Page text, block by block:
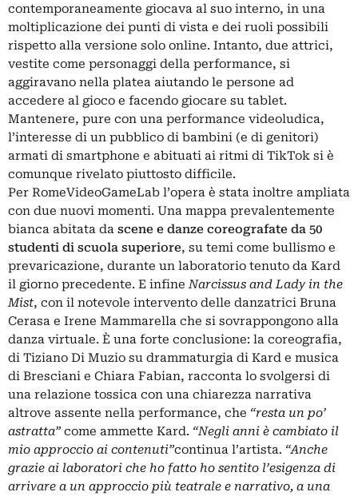
contemporaneamente giocava al suo interno, in una
moltiplicazione dei punti di vista e dei ruoli possibili
rispetto alla versione solo online. Intanto, due attrici,
vestite come personaggi della performance, si
aggiravano nella platea aiutando le persone ad
accedere al gioco e facendo giocare su tablet.
Mantenere, pure con una performance videoludica,
l’interesse di un pubblico di bambini (e di genitori)
armati di smartphone e abituati ai ritmi di TikTok si è
comunque rivelato piuttosto difficile.
Per RomeVideoGameLab l’opera è stata inoltre ampliata
con due nuovi momenti. Una mappa prevalentemente
bianca abitata da scene e danze coreografate da 50
studenti di scuola superiore, su temi come bullismo e
prevaricazione, durante un laboratorio tenuto da Kard
il giorno precedente. E infineNarcissus and Lady in the
Mist, con il notevole intervento delle danzatrici Bruna
Cerasa e Irene Mammarella che si sovrappongono alla
danza virtuale. È una forte conclusione: la coreografia,
di Tiziano Di Muzio su drammaturgia di Kard e musica
di Bresciani e Chiara Fabian, racconta lo svolgersi di
una relazione tossica con una chiarezza narrativa
altrove assente nella performance, che “resta un po’
astratta” come ammette Kard. “Negli anni è cambiato il
mio approccio ai contenuti”continua l’artista. “Anche
grazie ai laboratori che ho fatto ho sentito l’esigenza di
arrivare a un approccio più teatrale e narrativo, a una